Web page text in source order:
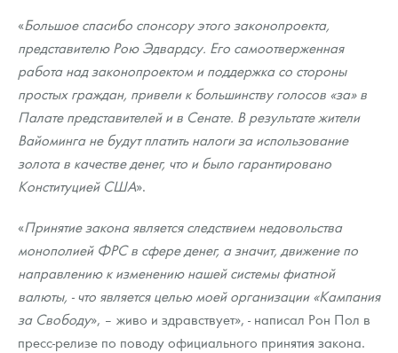
«Большое спасибо спонсору этого законопроекта,
представителю Рою Эдвардсу. Его самоотверженная
работа над законопроектом и поддержка со стороны
простых граждан, привели к большинству голосов «за» в
Палате представителей и в Сенате. В результате жители
Вайоминга не будут платить налоги за использование
золота в качестве денег, что и было гарантировано
Конституцией США».
«Принятие закона является следствием недовольства
монополией ФРС в сфере денег, а значит, движение по
направлению к изменению нашей системы фиатной
валюты, - что является целью моей организации «Кампания
за Свободу», – живо и здравствует», - написал Рон Пол в
пресс-релизе по поводу официального принятия закона.